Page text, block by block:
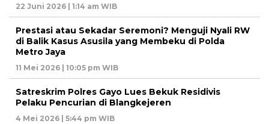
22 Juni 2026 | 1:14 am WIB
Prestasi atau Sekadar Seremoni? Menguji Nyali RW
di Balik Kasus Asusila yang Membeku di Polda
Metro Jaya
11 Mei 2026 | 10:05 pm WIB
Satreskrim Polres Gayo Lues Bekuk Residivis
Pelaku Pencurian di Blangkejeren
4 Mei 2026 | 5:44 pm WIB